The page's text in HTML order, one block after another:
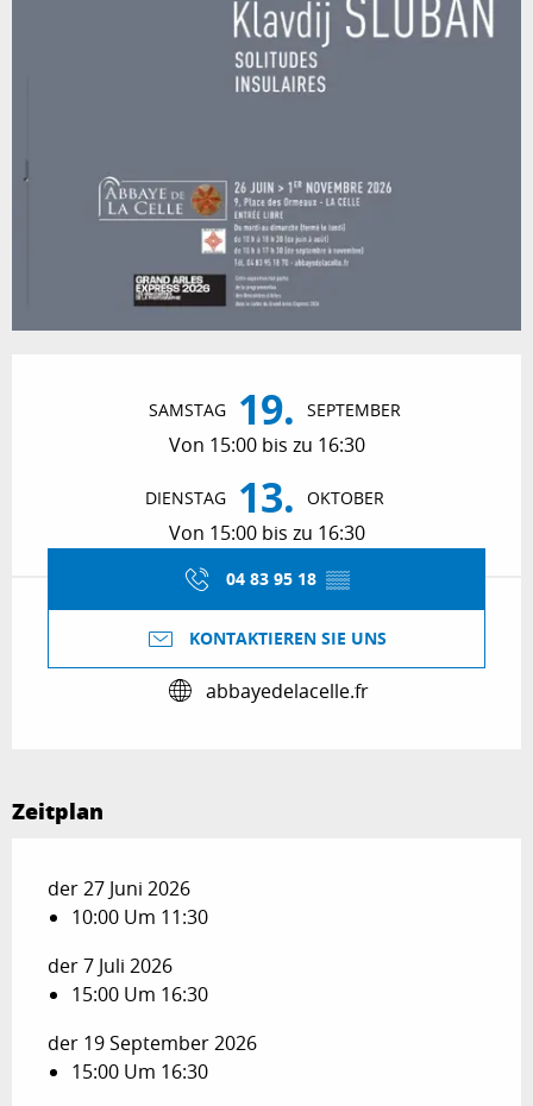
SAMSTAG 19. SEPTEMBER
Von 15:00 bis zu 16:30
DIENSTAG 13. OKTOBER
Von 15:00 bis zu 16:30
04 83 95 18 ▒▒
KONTAKTIEREN SIE UNS
abbayedelacelle.fr
Zeitplan
der 27 Juni 2026
10:00 Um 11:30
der 7 Juli 2026
15:00 Um 16:30
der 19 September 2026
15:00 Um 16:30